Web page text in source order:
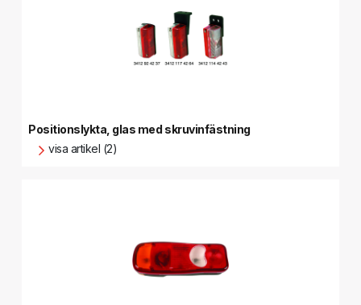
Positionslykta, glas med skruvinfästning
visa artikel (2)